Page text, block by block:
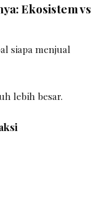
Ekosistem vs
siapa menjual
lebih besar.